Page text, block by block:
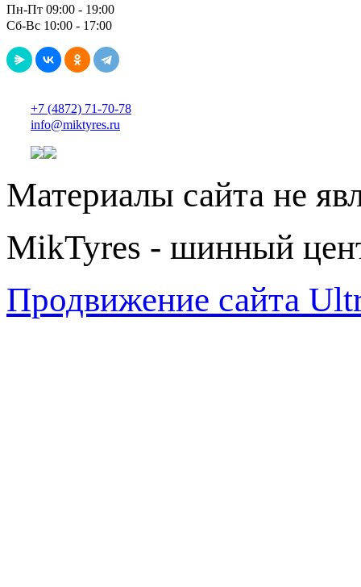
Пн-Пт 09:00 - 19:00
Сб-Вс 10:00 - 17:00
+7 (4872) 71-70-78
info@miktyres.ru
Материалы сайта не
MikTyres - шинный
Продвижение сайта